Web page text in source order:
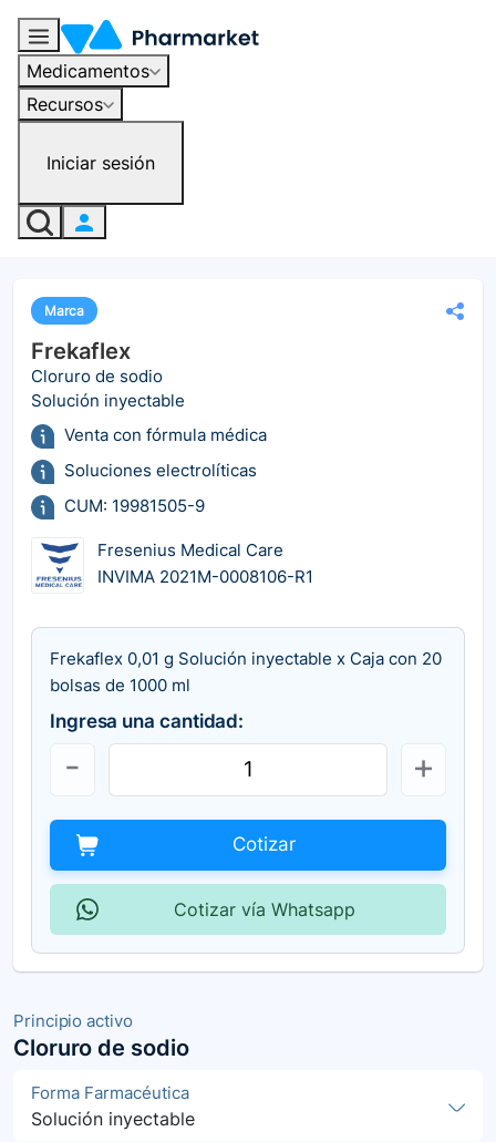
Medicamentos
Recursos
Iniciar sesión
Principio activo
Cloruro de sodio
Forma Farmacéutica
Solución inyectable
Marca
Frekaflex
Cloruro de sodio
Solución inyectable
Venta con fórmula médica
Soluciones electrolíticas
CUM: 19981505-9
Fresenius Medical Care
INVIMA 2021M-0008106-R1
Frekaflex 0,01 g Solución inyectable x Caja con 20
bolsas de 1000 ml
Ingresa una cantidad:
Cotizar
Cotizar vía Whatsapp